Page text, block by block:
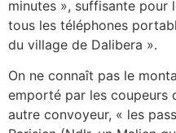
minutes », suffisante pour
tous les téléphones
du village de Dalibera ».
On ne connaît pas le
emporté par les coupeurs
autre convoyeur, « les